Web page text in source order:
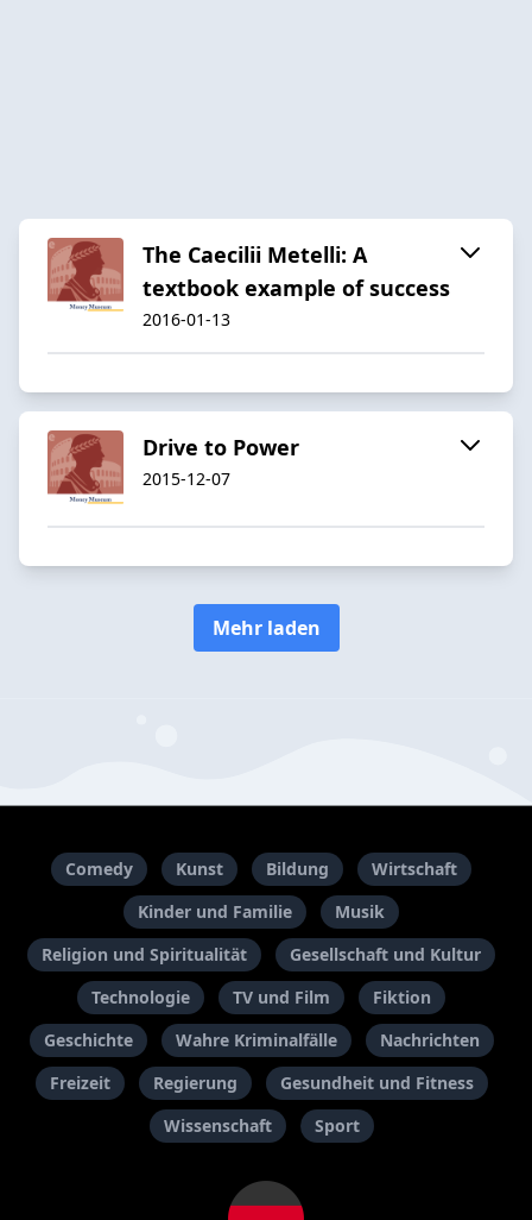
The Caecilii Metelli: A
textbook example of success
2016-01-13
Drive to Power
2015-12-07
Mehr laden
Comedy Kunst Bildung
Wirtschaft
Kinder und Familie
Musik
Religion und Spiritualität
Gesellschaft und Kultur
Technologie
TV und Film
Fiktion
Geschichte
Wahre Kriminalfälle
Nachrichten
Freizeit
Regierung
Gesundheit und Fitness
Wissenschaft
Sport